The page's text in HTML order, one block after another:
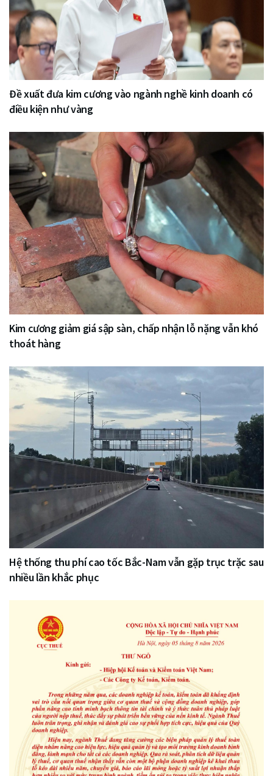
Đề xuất đưa kim cương vào ngành nghề kinh doanh có
điều kiện như vàng
Kim cương giảm giá sập sàn, chấp nhận lỗ nặng vẫn khó
thoát hàng
Hệ thống thu phí cao tốc Bắc-Nam vẫn gặp trục trặc sau
nhiều lần khắc phục